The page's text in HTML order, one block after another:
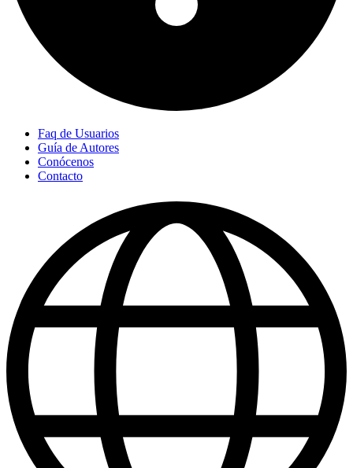
Faq de Usuarios
Guía de Autores
Conócenos
Contacto